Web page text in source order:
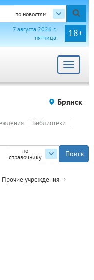
по новостям
18+
7 августа 2026 г.
пятница
Toggle
Брянск
по
справочнику
Библиотеки
Прочие учреждения